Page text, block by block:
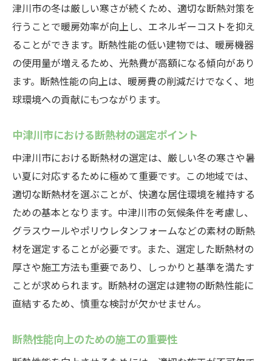
熱交換気システムの最適な設置場所
遮断カーテンの効果的な使い方
実践的な断熱性能向上の事例紹介
中津川市の住宅における断熱性能を高める最新
技術
高性能二重窓と断熱ガラスの進化
次世代熱交換気システムの導入
スマート断熱技術の活用方法
断熱性能向上のための新しい施工技術
最新技術を使った断熱性能向上事例
断熱性能で中津川市の冬を快適に: 二重窓と断熱
ガラスの効果
二重窓の基本的な仕組みとメリット
断熱ガラスの種類と効果
設置のポイントと注意点
二重窓と断熱ガラスのコストパフォーマン
津川市の冬は厳しい寒さが続くため、適切な断熱対策を
行うことで暖房効率が向上し、エネルギーコストを抑え
ることができます。断熱性能の低い建物では、暖房機器
の使用量が増えるため、光熱費が高額になる傾向があり
ます。断熱性能の向上は、暖房費の削減だけでなく、地
球環境への貢献にもつながります。
中津川市における断熱材の選定ポイント
中津川市における断熱材の選定は、厳しい冬の寒さや暑
い夏に対応するために極めて重要です。この地域では、
適切な断熱材を選ぶことが、快適な居住環境を維持する
ための基本となります。中津川市の気候条件を考慮し、
グラスウールやポリウレタンフォームなどの素材の断熱
材を選定することが必要です。また、選定した断熱材の
厚さや施工方法も重要であり、しっかりと基準を満たす
ことが求められます。断熱材の選定は建物の断熱性能に
直結するため、慎重な検討が欠かせません。
断熱性能向上のための施工の重要性